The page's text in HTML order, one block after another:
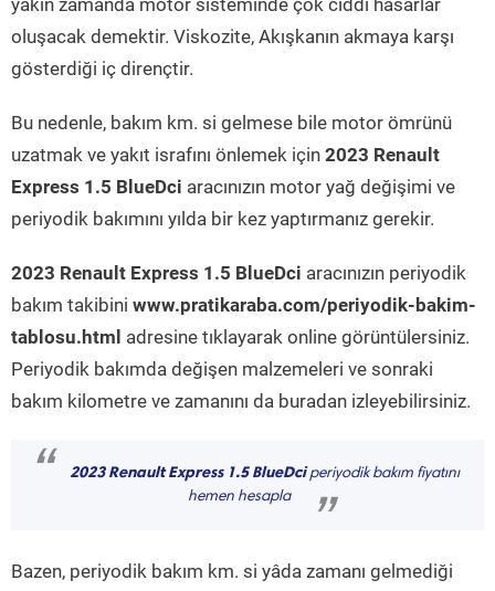
yakın zamanda motor sisteminde çok ciddi hasarlar
oluşacak demektir. Viskozite, Akışkanın akmaya karşı
gösterdiği iç dirençtir.
Bu nedenle, bakım km. si gelmese bile motor ömrünü
uzatmak ve yakıt israfını önlemek için 2023 Renault
Express 1.5 BlueDci aracınızın motor yağ değişimi ve
periyodik bakımını yılda bir kez yaptırmanız gerekir.
2023 Renault Express 1.5 BlueDci aracınızın periyodik
bakım takibini www.pratikaraba.com/periyodik-bakim-
tablosu.html adresine tıklayarak online görüntülersiniz.
Periyodik bakımda değişen malzemeleri ve sonraki
bakım kilometre ve zamanını da buradan izleyebilirsiniz.
“ 2023 Renault Express 1.5 BlueDciperiyodik bakım fiyatını
hemen hesapla
”
Bazen, periyodik bakım km. si yâda zamanı gelmediği